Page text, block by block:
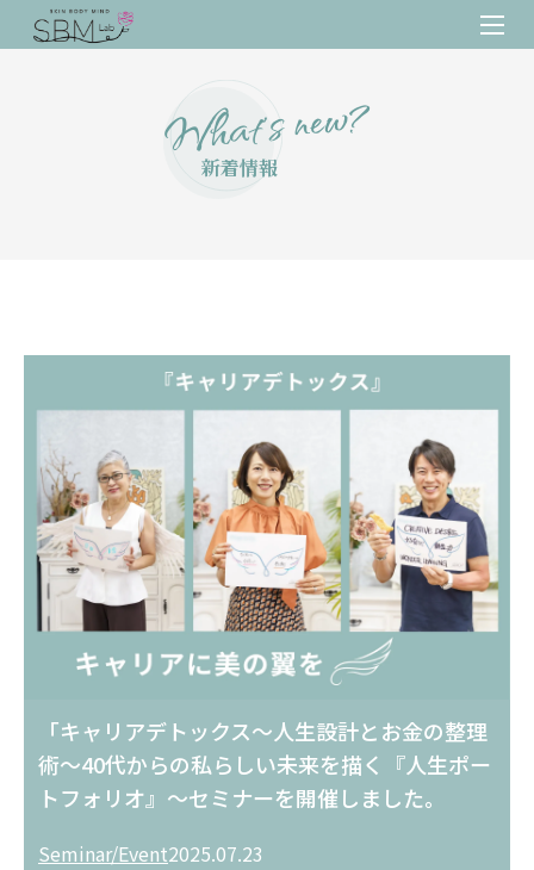
What’s new?
新着情報
「キャリアデトックス～人生設計とお金の整理
術〜40代からの私らしい未来を描く『人生ポー
トフォリオ』〜セミナーを開催しました。
Seminar/Event2025.07.23